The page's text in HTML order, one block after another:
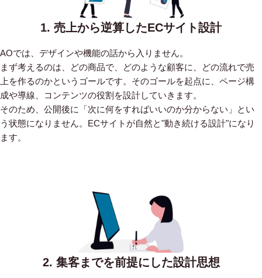
1. 売上から逆算したECサイト設計
AOでは、デザインや機能の話から入りません。
まず考えるのは、どの商品で、どのような顧客に、どの流れで売
上を作るのかというゴールです。そのゴールを起点に、ページ構
成や導線、コンテンツの役割を設計していきます。
そのため、公開後に「次に何をすればいいのか分からない」とい
う状態になりません。ECサイトが自然と"動き続ける設計"になり
ます。
2. 集客までを前提にした設計思想